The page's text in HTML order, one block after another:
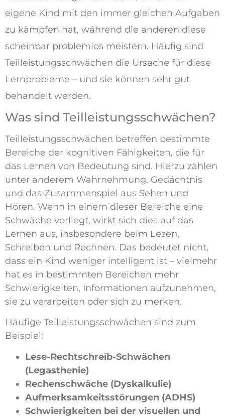
eigene Kind mit den immer gleichen Aufgaben
zu kämpfen hat, während die anderen diese
scheinbar problemlos meistern. Häufig sind
Teilleistungsschwächen die Ursache für diese
Lernprobleme – und sie können sehr gut
behandelt werden.
Was sind Teilleistungsschwächen?
Teilleistungsschwächen betreffen bestimmte
Bereiche der kognitiven Fähigkeiten, die für
das Lernen von Bedeutung sind. Hierzu zählen
unter anderem Wahrnehmung, Gedächtnis
und das Zusammenspiel aus Sehen und
Hören. Wenn in einem dieser Bereiche eine
Schwäche vorliegt, wirkt sich dies auf das
Lernen aus, insbesondere beim Lesen,
Schreiben und Rechnen. Das bedeutet nicht,
dass ein Kind weniger intelligent ist – vielmehr
hat es in bestimmten Bereichen mehr
Schwierigkeiten, Informationen aufzunehmen,
sie zu verarbeiten oder sich zu merken.
Häufige Teilleistungsschwächen sind zum
Beispiel:
Lese-Rechtschreib-Schwächen
(Legasthenie)
Rechenschwäche (Dyskalkulie)
Aufmerksamkeitsstörungen (ADHS)
Schwierigkeiten bei der visuellen und